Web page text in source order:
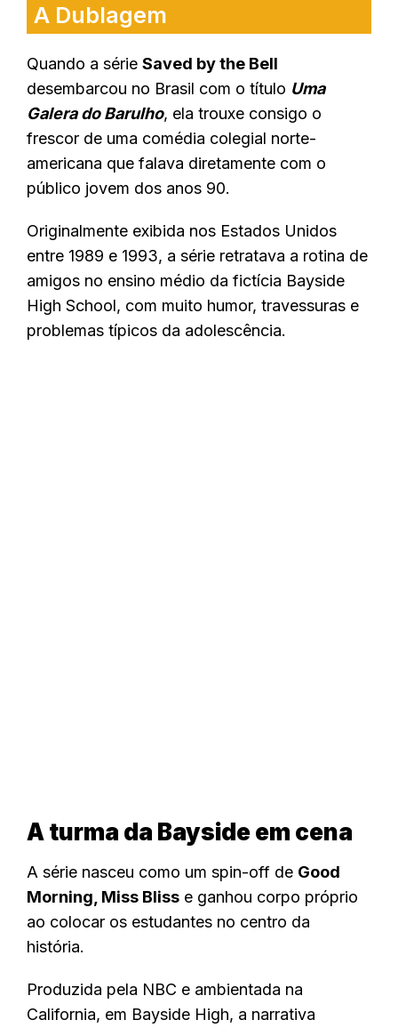
A Dublagem
Quando a série Saved by the Bell
desembarcou no Brasil com o título Uma
Galera do Barulho, ela trouxe consigo o
frescor de uma comédia colegial norte-
americana que falava diretamente com o
público jovem dos anos 90.
Originalmente exibida nos Estados Unidos
entre 1989 e 1993, a série retratava a rotina de
amigos no ensino médio da fictícia Bayside
High School, com muito humor, travessuras e
problemas típicos da adolescência.
A turma da Bayside em cena
A série nasceu como um spin-off de Good
Morning, Miss Bliss e ganhou corpo próprio
ao colocar os estudantes no centro da
história.
Produzida pela NBC e ambientada na
California, em Bayside High, a narrativa